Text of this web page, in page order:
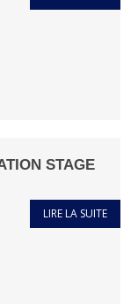
STAGE
LIRE LA SUITE